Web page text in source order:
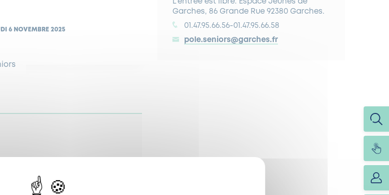
6 NOVEMBRE 2025
et dynamique,ce moment est
L’entrée est libre. Espace Jeunes de
Garches, 86 Grande Rue 92380 Garches.
01.47.95.66.56-01.47.95.66.58
pole.seniors@garches.fr